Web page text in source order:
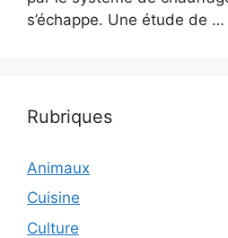
s’échappe. Une étude de …
Rubriques
Animaux
Cuisine
Culture